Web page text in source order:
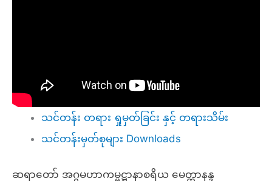
သင်တန်း တရား ရှုမှတ်ခြင်း နှင့် တရားသိမ်း
သင်တန်းမှတ်စုများ Downloads
ဆရာတော် အဂ္ဂမဟာကမ္မဋ္ဌာနာစရိယ မေတ္တာနန္ဒ